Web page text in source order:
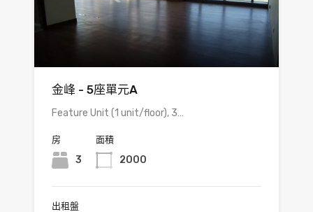
金峰 - 5座單元A
Feature Unit (1 unit/floor), 3…
房
3
面積
2000
出租盤